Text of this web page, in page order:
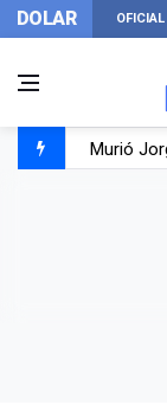
DOLAR OFICIAL
Murió